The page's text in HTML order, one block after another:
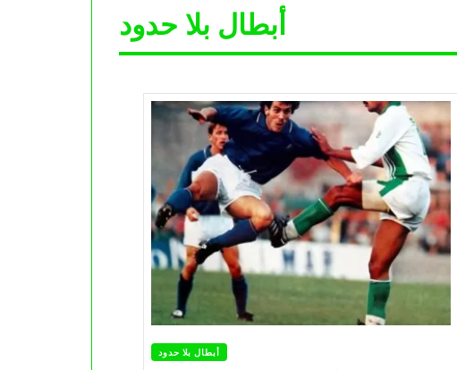
أبطال بلا حدود
أبطال بلا حدود